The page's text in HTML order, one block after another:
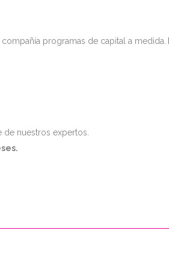
programas de capital a medida.
nuestros expertos.